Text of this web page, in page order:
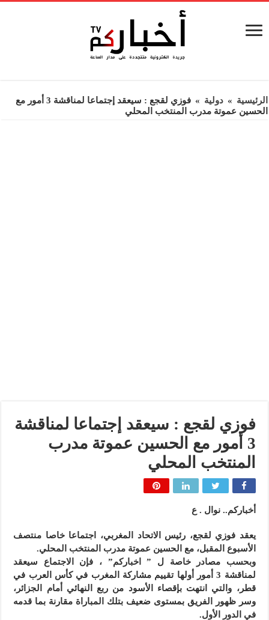
الرئيسية » دولية »
فوزي لقجع : سيعقد إجتماعا لمناقشة 3 أمور مع
الحسين عموتة مدرب المنتخب المحلي
فوزي لقجع : سيعقد إجتماعا لمناقشة
3 أمور مع الحسين عموتة مدرب
المنتخب المحلي
أخباركم.. نوال . ع
يعقد فوزي لقجع، رئيس الاتحاد المغربي، اجتماعا خاصا منتصف
الأسبوع المقبل، مع الحسين عموتة مدرب المنتخب المحلي.
وبحسب مصادر خاصة ل ” اخباركم” ، فإن الاجتماع سيعقد
لمناقشة 3 أمور أولها تقييم مشاركة المغرب في كأس العرب في
قطر، والتي انتهت بإقصاء الأسود من ربع النهائي أمام الجزائر،
وسر ظهور الفريق بمستوى ضعيف بتلك المباراة مقارنة بما قدمه
في الدور الأول.